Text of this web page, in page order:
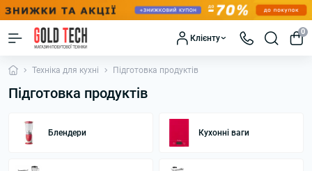
Клієнту
0
Техніка для кухні Підготовка продуктів
Підготовка продуктів
Блендери Кухонні ваги